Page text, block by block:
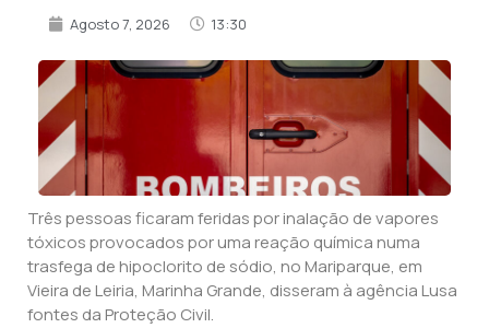
Agosto 7, 2026 13:30
Três pessoas ficaram feridas por inalação de vapores
tóxicos provocados por uma reação química numa
trasfega de hipoclorito de sódio, no Mariparque, em
Vieira de Leiria, Marinha Grande, disseram à agência Lusa
fontes da Proteção Civil.